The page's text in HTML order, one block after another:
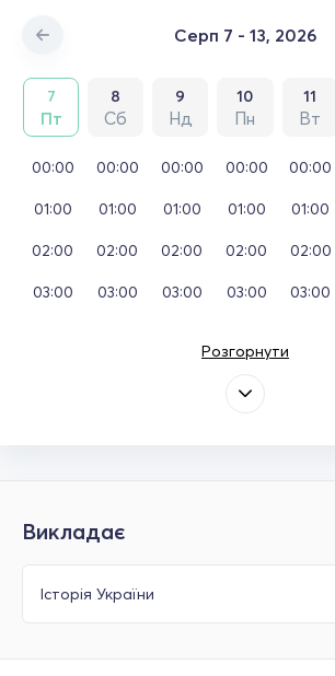
Серп 7 - 13, 2026
7
Пт
8
Сб
9
Нд
10
Пн
11
Вт
00:00
01:00
02:00
03:00
00:00
01:00
02:00
03:00
00:00
01:00
02:00
03:00
00:00
01:00
02:00
03:00
00:00
01:00
02:00
03:00
Розгорнути
Викладає